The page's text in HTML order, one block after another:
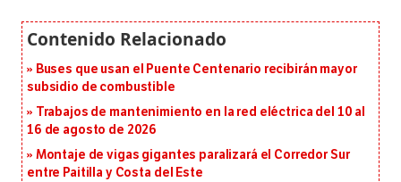
Buses que usan el Puente Centenario recibirán mayor
subsidio de combustible
Trabajos de mantenimiento en la red eléctrica del 10 al
16 de agosto de 2026
Montaje de vigas gigantes paralizará el Corredor Sur
entre Paitilla y Costa del Este